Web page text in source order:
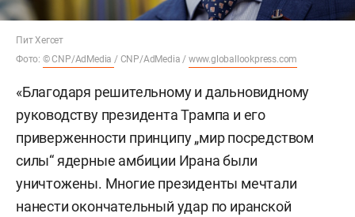
Пит Хегсет
Фото: © CNP/AdMedia / CNP/AdMedia / www.globallookpress.com
«Благодаря решительному и дальновидному
руководству президента Трампа и его
приверженности принципу „мир посредством
силы“ ядерные амбиции Ирана были
уничтожены. Многие президенты мечтали
нанести окончательный удар по иранской